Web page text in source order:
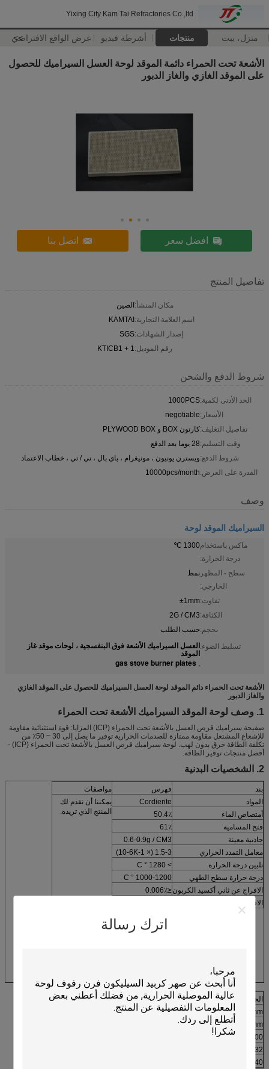
Yixing City Kam Tai Refractories Co.,ltd
منزل، بيت منتجات أشرطة فيديو عرض الواقع الافتراضي
>>
اترك رسالة
الأشعة تحت الحمراء دائمة الموقد لوحة العسل السيراميك للحصول
على الموقد الغازي والغاز الدبور
افضل سعر اتصل بنا
تفاصيل المنتج
مكان المنشأ:الصين
اسم العلامة التجارية:KAMTAI
إصدار الشهادات:SGS
رقم الموديل:KTICB1 + 1
شروط الدفع والشحن
الحد الأدنى لكمية:1000PCS
الأسعار:negotiable
تفاصيل التغليف:كارتون BOX و PLYWOOD BOX
وقت التسليم:28 يوما بعد الدفع
شروط الدفع:ويسترن يونيون ، مونيغرام ، باي بال ، تي / تي ، خطاب الاعتماد
القدرة على العرض:10000pcs/month
وصف
السيراميك الموقد لوحة
ماكس باستخدام
درجة الحرارة:
1300 ℃
سطح - المظهر
الخارجي:
نمط
تفاوت:±1mm
الكثافة:2G / CM3
بحجم:حسب الطلب
تسليط الضوء:العسل السيراميك الأشعة فوق البنفسجية ، لوحات موقد غاز
الموقد
,
gas stove burner plates
الأشعة تحت الحمراء دائم الموقد لوحة العسل السيراميك للحصول على الموقد الغازي
والغاز الدبور
1. وصف لوحة الموقد السيراميك الأشعة تحت الحمراء
صفيحة سيراميك قرص العسل بالأشعة تحت الحمراء (ICP) المزايا: قوة استثنائية مقاومة
للإشعاع المشتعل مقاومة ممتازة للصدمات الحرارية توفير ما يصل إلى 30 ~ 50٪ من
تكلفة الطاقة حرق بدون لهب. لوحة سيراميك قرص العسل بالأشعة تحت الحمراء (ICP) -
أفضل منتجات توفير الطاقة.
2. الشخصيات البدنية
بند فهرس
مواصفات
المواد
Cordierite
يمكننا أن نقدم لك
المنتج الذي تريده.
أمتصاص الماء
50.4٪
فتح المسامية
61٪
جاذبية معينة
0.6-0.9g / CM3
معامل التمدد الحراري
1.5-3 (× 10-6K-1)
تليين درجة الحرارة
> 1280 ° C
درجة حرارة سطح الطهي
1000-1200 ° C
الافراج عن ثاني أكسيد الكربون≤0.006٪
الافراج عن أكاسيد النيتروجين
الحجم الرئيسي للإنترفون HONEYCOMB CERAMIC BURNER PLATE
φ50 * 13mm و
φ66 * 13mm و φ80 * 13mm و
φ107 * 13mm و
φ136 * 13mm و
100 * 60 * 13mm و
132 * 92 * 13mm و
140 * 100 * 13mm و